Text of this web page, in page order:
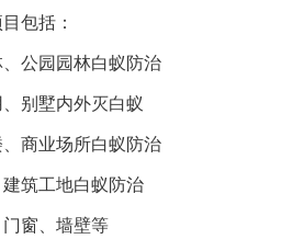
包括：
公园园林白蚁防治
别墅内外灭白蚁
商业场所白蚁防治
筑工地白蚁防治
窗、墙壁等